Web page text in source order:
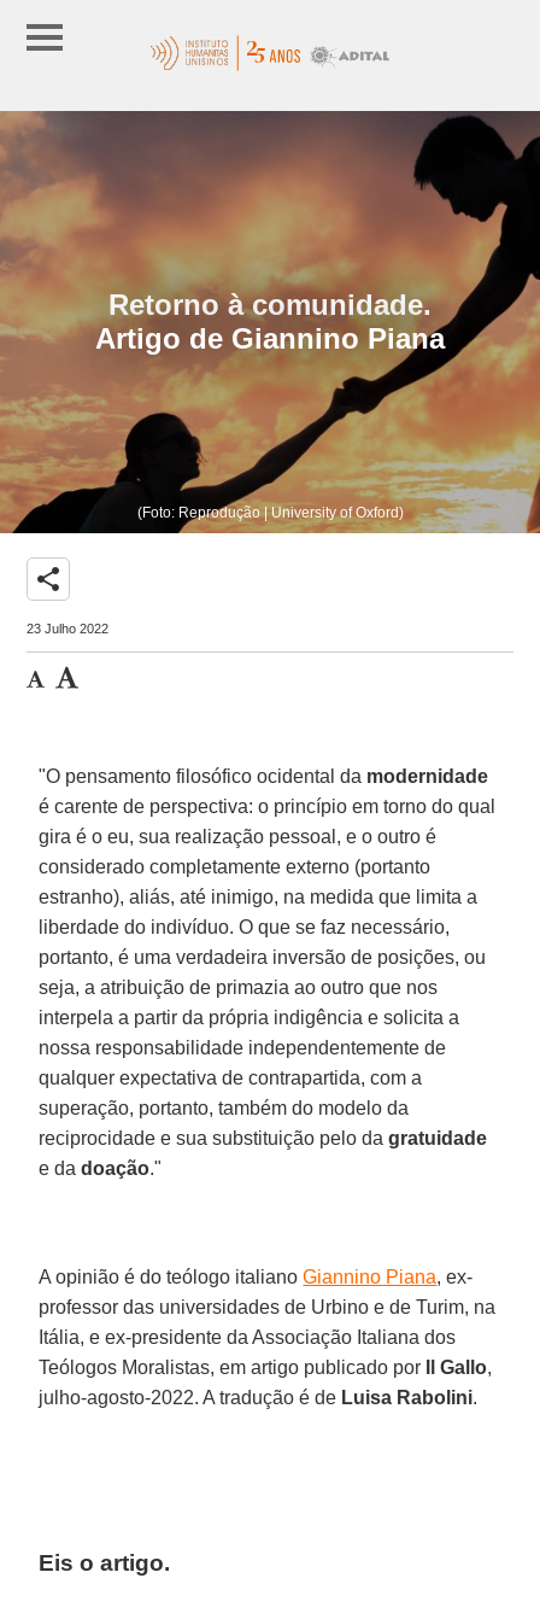
Retorno à comunidade.
Artigo de Giannino Piana
(Foto: Reprodução | University of Oxford)
share
23 Julho 2022
"O pensamento filosófico ocidental da modernidade
é carente de perspectiva: o princípio em torno do qual
gira é o eu, sua realização pessoal, e o outro é
considerado completamente externo (portanto
estranho), aliás, até inimigo, na medida que limita a
liberdade do indivíduo. O que se faz necessário,
portanto, é uma verdadeira inversão de posições, ou
seja, a atribuição de primazia ao outro que nos
interpela a partir da própria indigência e solicita a
nossa responsabilidade independentemente de
qualquer expectativa de contrapartida, com a
superação, portanto, também do modelo da
reciprocidade e sua substituição pelo dagratuidade
e dadoação."
A opinião é do teólogo italianoGiannino Piana, ex-
professor das universidades de Urbino e de Turim, na
Itália, e ex-presidente da Associação Italiana dos
Teólogos Moralistas, em artigo publicado por
Il Gallo,
julho-agosto-2022. A tradução é de Luisa Rabolini.
Eis o artigo.